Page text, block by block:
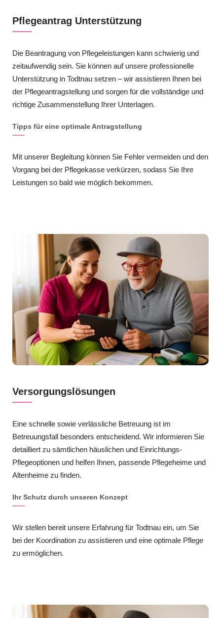
Pflegeantrag Unterstützung
Die Beantragung von Pflegeleistungen kann schwierig und
zeitaufwendig sein. Sie können auf unsere professionelle
Unterstützung in Todtnau setzen – wir assistieren Ihnen bei
der Pflegeantragstellung und sorgen für die vollständige und
richtige Zusammenstellung Ihrer Unterlagen.
Tipps für eine optimale Antragstellung
Mit unserer Begleitung können Sie Fehler vermeiden und den
Vorgang bei der Pflegekasse verkürzen, sodass Sie Ihre
Leistungen so bald wie möglich bekommen.
Versorgungslösungen
Eine schnelle sowie verlässliche Betreuung ist im
Betreuungsfall besonders entscheidend. Wir informieren Sie
detailliert zu sämtlichen häuslichen und Einrichtungs-
Pflegeoptionen und helfen Ihnen, passende Pflegeheime und
Altenheime zu finden.
Ihr Schutz durch unseren Konzept
Wir stellen bereit unsere Erfahrung für Todtnau ein, um Sie
bei der Koordination zu assistieren und eine optimale Pflege
zu ermöglichen.